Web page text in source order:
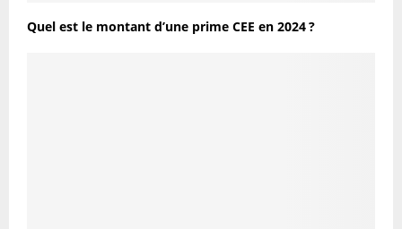
Quel est le montant d’une prime CEE en 2024 ?